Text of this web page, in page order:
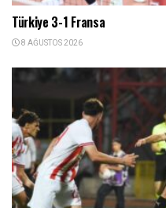
Türkiye 3-1 Fransa
8 AĞUSTOS 2026